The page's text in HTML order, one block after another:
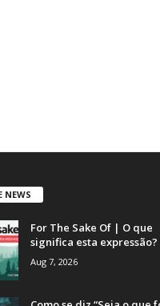
NEWS
For The Sake Of | O que
significa esta expressão?
Aug 7, 2026